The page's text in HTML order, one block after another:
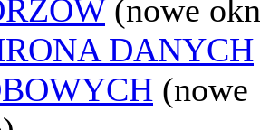
(nowe
DANYCH
(nowe